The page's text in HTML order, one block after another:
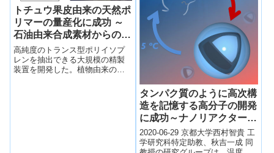
トチュウ果皮由来の天然ポ
リマーの量産化に成功 ～
石油由来合成素材からの脱
却に向けて～
高純度のトランス型ポリイソプ
レンを抽出できる大規模の精製
装置を開発した。植物由来の持
タンパク質のように高次構
造を記憶する高分子の開発
に成功～ナノリアクター小
胞としてのバイオ応用に期
待～
2020-06-29 京都大学西村智貴 工
学研究科特定助教、秋吉一成 同